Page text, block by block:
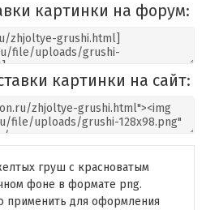
картинки на форум:
картинки на сайт:
груш с красноватым
фоне в формате png.
применить для оформления